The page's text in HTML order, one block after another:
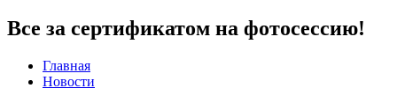
Все за сертификатом на фотосессию!
Главная
Новости